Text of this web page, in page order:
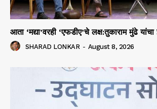
आता ‘मद्या’वरही ‘एफडीए’चे लक्ष:तुकाराम मुंढे यांचा
SHARAD LONKAR - August 8, 2026